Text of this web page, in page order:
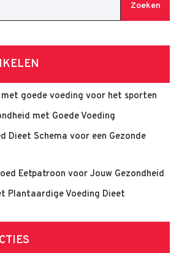
Zoeken
goede voeding voor het sporten
met Goede Voeding
Dieet Schema voor een Gezonde
Eetpatroon voor Jouw Gezondheid
Plantaardige Voeding Dieet